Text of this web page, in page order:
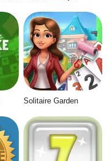
Solitaire Garden